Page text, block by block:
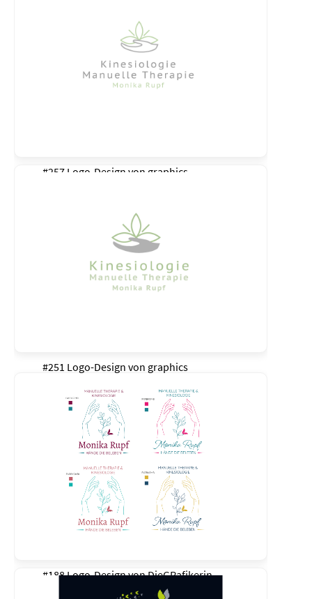
#257 Logo-Design von graphics
#251 Logo-Design von graphics
#188 Logo-Design vonDieGRafikerin